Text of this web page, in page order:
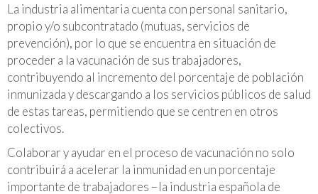
La industria alimentaria cuenta con personal sanitario,
propio y/o subcontratado (mutuas, servicios de
prevención), por lo que se encuentra en situación de
proceder a la vacunación de sus trabajadores,
contribuyendo al incremento del porcentaje de población
inmunizada y descargando a los servicios públicos de salud
de estas tareas, permitiendo que se centren en otros
colectivos.
Colaborar y ayudar en el proceso de vacunación no solo
contribuirá a acelerar la inmunidad en un porcentaje
importante de trabajadores −la industria española de